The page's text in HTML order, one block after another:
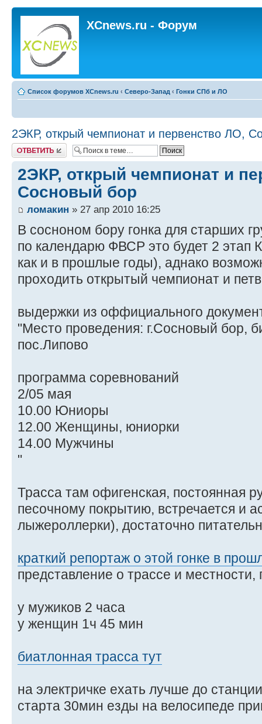
XCnews.ru - Форум
Список форумов XCnews.ru ‹ Северо-Запад ‹ Гонки СПб и ЛО
2ЭКР, открый чемпионат и первенство ЛО,
Ответить
2ЭКР, открый чемпионат и
Сосновый бор
ломакин » 27 апр 2010 16:25
В сосноном бору гонка для cтарших
по календарю ФВСР это будет 2 этап
как и в прошлые годы), аднако
проходить открытый чемпионат и
выдержки из оффициального
"Место проведения: г.Сосновый бор,
пос.Липово
программа соревнований
2/05 мая
10.00 Юниоры
12.00 Женщины, юниорки
14.00 Мужчины
"
Трасса там офигенская, постоянная
песочному покрытию, встречается и
лыжероллерки), достаточно
краткий репортаж о этой гонке в
представление о трассе и местности,
у мужиков 2 часа
у женщин 1ч 45 мин
биатлонная трасса тут
на электричке ехать лучше до
старта 30мин езды на велосипеде